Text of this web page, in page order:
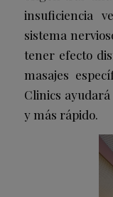
insuficiencia
sistema
tener efecto
masajes
Clinics
y más rápido.